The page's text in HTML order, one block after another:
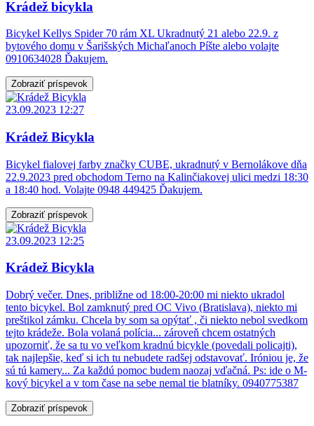
Krádež bicykla
Bicykel Kellys Spider 70 rám XL Ukradnutý 21 alebo 22.9. z
bytového domu v Šarišských Michaľanoch Píšte alebo volajte
0910634028 Ďakujem.
Zobraziť príspevok
23.09.2023 12:27
Krádež Bicykla
Bicykel fialovej farby značky CUBE, ukradnutý v Bernolákove dňa
22.9.2023 pred obchodom Terno na Kalinčiakovej ulici medzi 18:30
a 18:40 hod. Volajte 0948 449425 Ďakujem.
Zobraziť príspevok
23.09.2023 12:25
Krádež Bicykla
Dobrý večer. Dnes, približne od 18:00-20:00 mi niekto ukradol
tento bicykel. Bol zamknutý pred OC Vivo (Bratislava), niekto mi
preštikol zámku. Chcela by som sa opýtať , či niekto nebol svedkom
tejto krádeže. Bola volaná polícia... zároveň chcem ostatných
upozorniť, že sa tu vo veľkom kradnú bicykle (povedali policajti),
tak najlepšie, keď si ich tu nebudete radšej odstavovať. Iróniou je, že
sú tú kamery... Za každú pomoc budem naozaj vďačná. Ps: ide o M-
kový bicykel a v tom čase na sebe nemal tie blatníky. 0940775387
Zobraziť príspevok